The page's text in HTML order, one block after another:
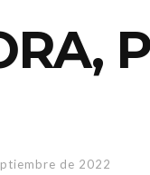
de 2022